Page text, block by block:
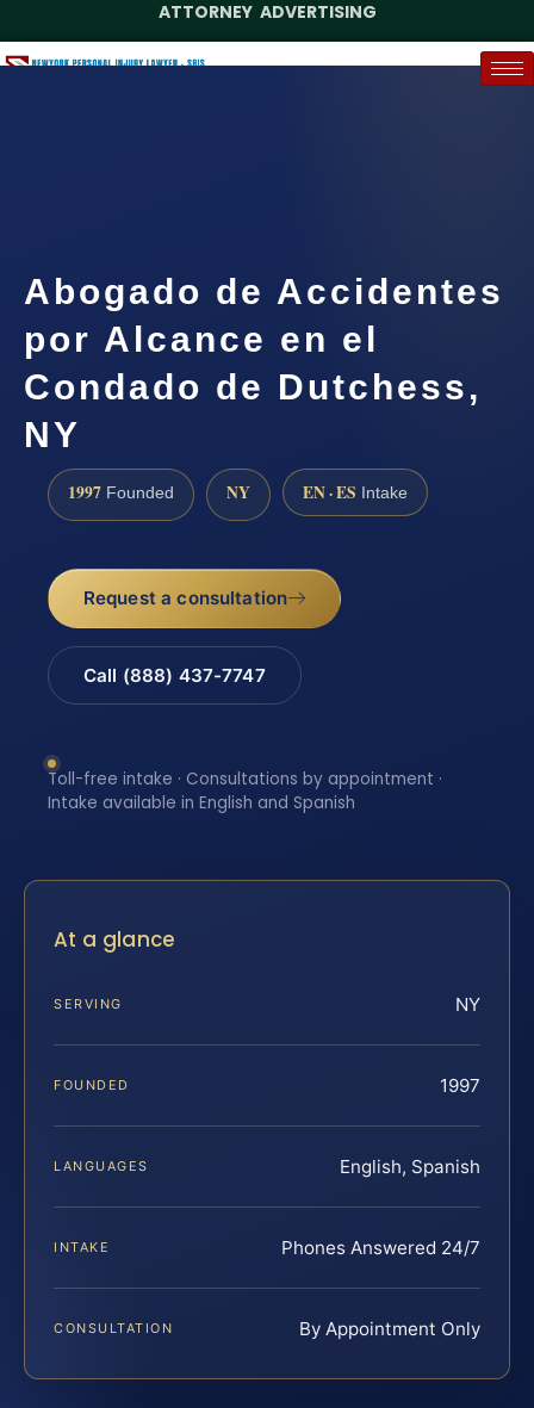
ATTORNEY ADVERTISING
Abogado de Accidentes
por Alcance en el
Condado de Dutchess,
NY
1997 Founded NY EN · ES Intake
Request a consultation
Call (888) 437-7747
Toll-free intake · Consultations by appointment ·
Intake available in English and Spanish
At a glance
SERVING NY
FOUNDED 1997
LANGUAGES English, Spanish
INTAKE Phones Answered 24/7
CONSULTATION By Appointment Only